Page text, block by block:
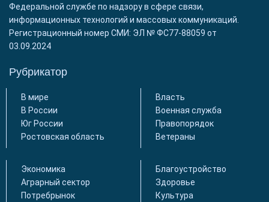
Федеральной службе по надзору в сфере связи,
информационных технологий и массовых коммуникаций.
Регистрационный номер СМИ: ЭЛ № ФС77-88059 от
03.09.2024
Рубрикатор
В мире
В России
Юг России
Ростовская область
Власть
Военная служба
Правопорядок
Ветераны
Экономика
Аграрный сектор
Потребрынок
Благоустройство
Здоровье
Культура